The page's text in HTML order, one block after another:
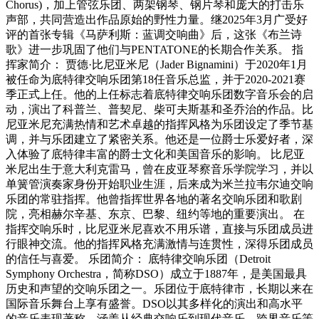
Chorus)，加上管弦乐团、两架钢琴、钢片琴和庞大的打击乐
声部，共同营造出作品原始的野性力量。继2025年3月广受好
评的首张专辑《马萨利斯：蓝调交响曲》后，这张《布兰诗
歌》进一步巩固了他们与PENTATONE的长期合作关系。 指
挥家简介： 贾德·比尼亚米尼（Jader Bignamini）于2020年1月
被任命为底特律交响乐团第18任音乐总监，并于2020-2021赛
季正式上任。他的上任标志着底特律交响乐团数字音乐会的启
动，演出了科普兰、普契尼、柴可夫斯基和圣乔治的作品。比
尼亚米尼充满热情和艺术卓越的指挥风格为乐团设定了季节基
调，并与乐团建立了紧密关系。他还是一位爵士乐爱好者，深
入体验了底特律丰富的爵士文化和美国音乐的影响。 比尼亚
米尼出生于意大利克雷马，曾在皮亚琴察音乐学院学习，并以
单簧管演奏家身份开始职业生涯，后来成为米兰拉韦尔迪交响
乐团的常驻指挥。他曾指挥世界各地的著名交响乐团和歌剧
院，亮相赫尔辛基、东京、巴黎、纽约等地的重要演出。 在
指挥交响乐时，比尼亚米尼喜欢不用乐谱，直接与乐团成员进
行眼神交流。他的指挥风格充满激情与连贯性，深得乐团成员
的信任与喜爱。 乐团简介： 底特律交响乐团（Detroit
Symphony Orchestra，简称DSO）成立于1887年，是美国最具
历史和声望的交响乐团之一。乐团位于底特律市，长期以来在
国际音乐舞台上享有盛誉。DSO以其多样化的演出和高水平